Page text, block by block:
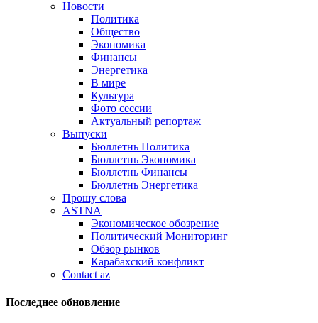
Новости
Политика
Общество
Экономика
Финансы
Энергетика
В мире
Культура
Фото сессии
Актуальный репортаж
Выпуски
Бюллетнь Политика
Бюллетнь Экономика
Бюллетнь Финансы
Бюллетнь Энергетика
Прошу слова
ASTNA
Экономическое обозрение
Политический Мониторинг
Обзор рынков
Карабахский конфликт
Contact az
Последнее обновление